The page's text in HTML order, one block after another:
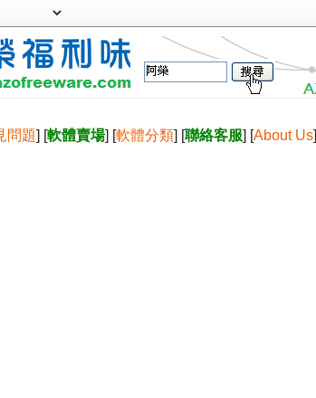
問題] [軟體賣場] [軟體分類] [聯絡客服] [About Us]